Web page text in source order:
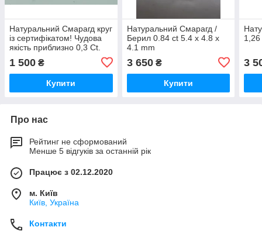
Натуральний Смарагд круг
із сертифікатом! Чудова
якість приблизно 0,3 Сt.
1 500 ₴
Купити
Натуральний Смарагд /
Берил 0.84 ct 5.4 х 4.8 х
4.1 mm
3 650₴
Купити
3
Про нас
Рейтинг не сформований
Менше 5 відгуків за останній рік
Працює з 02.12.2020
м. Київ
Київ, Україна
Контакти